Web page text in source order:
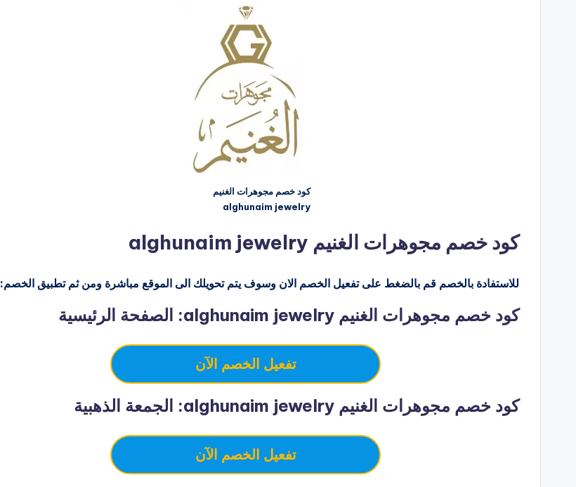
كود خصم مجوهرات الغنيم
alghunaim jewelry
كود خصم مجوهرات الغنيم alghunaim jewelry
للاستفادة بالخصم قم بالضغط على تفعيل الخصم الان وسوف يتم تحويلك الى الموقع مباشرة ومن ثم تطبيق الخصم:
كود خصم مجوهرات الغنيم alghunaim jewelry: الصفحة الرئيسية
تفعيل الخصم الآن
كود خصم مجوهرات الغنيم alghunaim jewelry: الجمعة الذهبية
تفعيل الخصم الآن